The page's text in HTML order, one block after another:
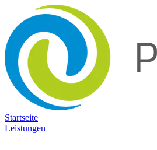
Startseite
Leistungen